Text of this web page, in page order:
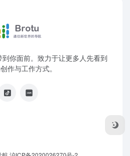
你面前。致力于让更多人先看到
作与工作方式。